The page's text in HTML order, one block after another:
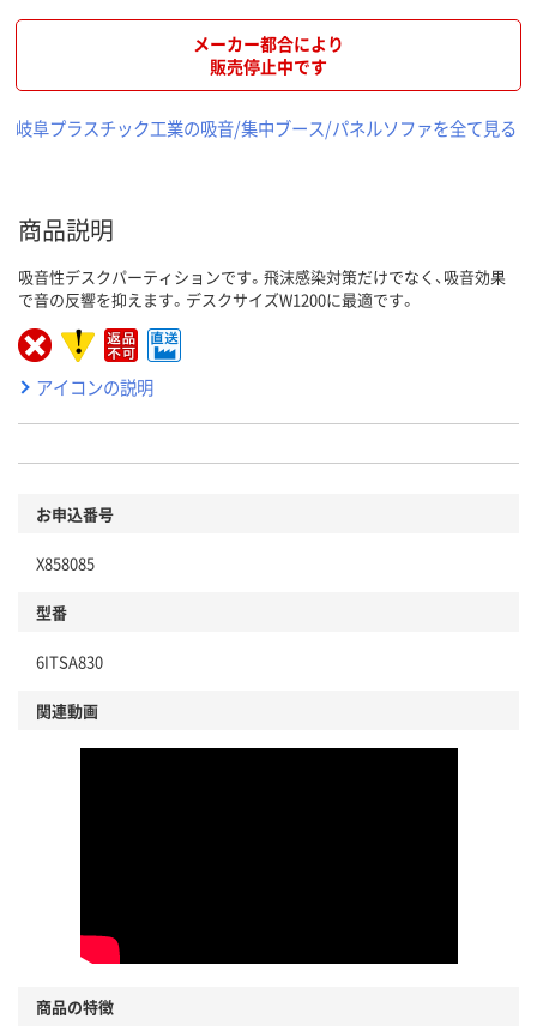
メーカー都合により
販売停止中です
岐阜プラスチック工業の吸音/集中ブース/パネルソファを全て見る
商品説明
吸音性デスクパーティションです。飛沫感染対策だけでなく、吸音効果
で音の反響を抑えます。デスクサイズW1200に最適です。
アイコンの説明
お申込番号
X858085
型番
6ITSA830
関連動画
商品の特徴